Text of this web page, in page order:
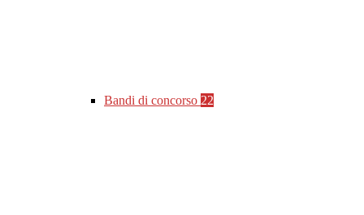
Bandi di concorso 22